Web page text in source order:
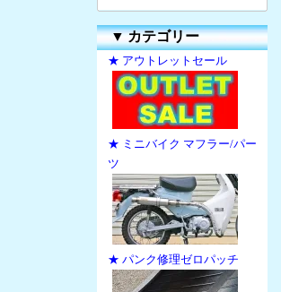
▼カテゴリー
★ アウトレットセール
★ ミニバイク マフラー/パー
ツ
★ パンク修理ゼロパッチ